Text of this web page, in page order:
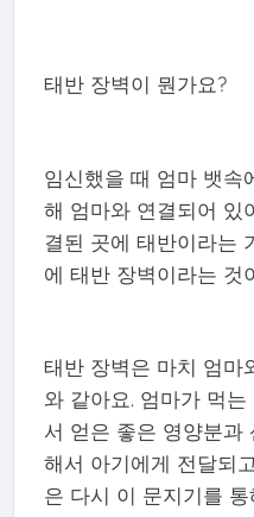
태반 장벽이 뭔가요?
임신했을 때 엄마 뱃속
해 엄마와 연결되어 있
결된 곳에 태반이라는
에 태반 장벽이라는 것
태반 장벽은 마치 엄마
와 같아요. 엄마가 먹
서 얻은 좋은 영양분과
해서 아기에게 전달되
은 다시 이 문지기를